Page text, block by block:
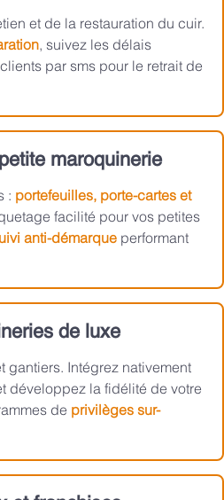
et de la restauration du cuir.
, suivez les délais
par sms pour le retrait de
maroquinerie
: portefeuilles, porte-cartes et
facilité pour vos petites
anti-démarque performant
de luxe
gantiers. Intégrez nativement
développez la fidélité de votre
de privilèges sur-